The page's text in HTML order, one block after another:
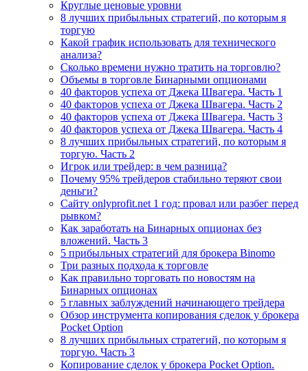
Круглые ценовые уровни
8 лучших прибыльных стратегий, по которым я
торгую
Какой график использовать для технического
анализа?
Сколько времени нужно тратить на торговлю?
Объемы в торговле Бинарными опционами
40 факторов успеха от Джека Швагера. Часть 1
40 факторов успеха от Джека Швагера. Часть 2
40 факторов успеха от Джека Швагера. Часть 3
40 факторов успеха от Джека Швагера. Часть 4
8 лучших прибыльных стратегий, по которым я
торгую. Часть 2
Игрок или трейдер: в чем разница?
Почему 95% трейдеров стабильно теряют свои
деньги?
Сайту onlyprofit.net 1 год: провал или разбег перед
рывком?
Как заработать на Бинарных опционах без
вложений. Часть 3
5 прибыльных стратегий для брокера Binomo
Три разных подхода к торговле
Как правильно торговать по новостям на
Бинарных опционах
5 главных заблуждений начинающего трейдера
Обзор инструмента копирования сделок у брокера
Pocket Option
8 лучших прибыльных стратегий, по которым я
торгую. Часть 3
Копирование сделок у брокера Pocket Option.